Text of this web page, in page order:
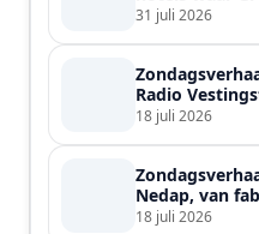
31 juli 2026
Radio
de streek
18 juli 2026
Nedap, van
18 juli 2026